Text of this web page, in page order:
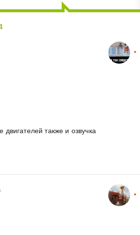
двигателей также и озвучка